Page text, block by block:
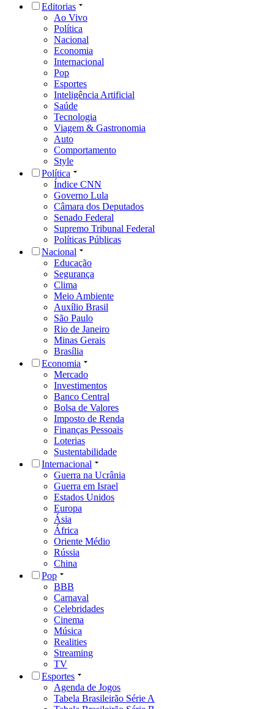
Editorias
Ao Vivo
Política
Nacional
Economia
Internacional
Pop
Esportes
Inteligência Artificial
Saúde
Tecnologia
Viagem & Gastronomia
Auto
Comportamento
Style
Política
Índice CNN
Governo Lula
Câmara dos Deputados
Senado Federal
Supremo Tribunal Federal
Políticas Públicas
Nacional
Educação
Segurança
Clima
Meio Ambiente
Auxílio Brasil
São Paulo
Rio de Janeiro
Minas Gerais
Brasília
Economia
Mercado
Investimentos
Banco Central
Bolsa de Valores
Imposto de Renda
Finanças Pessoais
Loterias
Sustentabilidade
Internacional
Guerra na Ucrânia
Guerra em Israel
Estados Unidos
Europa
Ásia
África
Oriente Médio
Rússia
China
Pop
BBB
Carnaval
Celebridades
Cinema
Música
Realities
Streaming
TV
Esportes
Agenda de Jogos
Tabela Brasileirão Série A